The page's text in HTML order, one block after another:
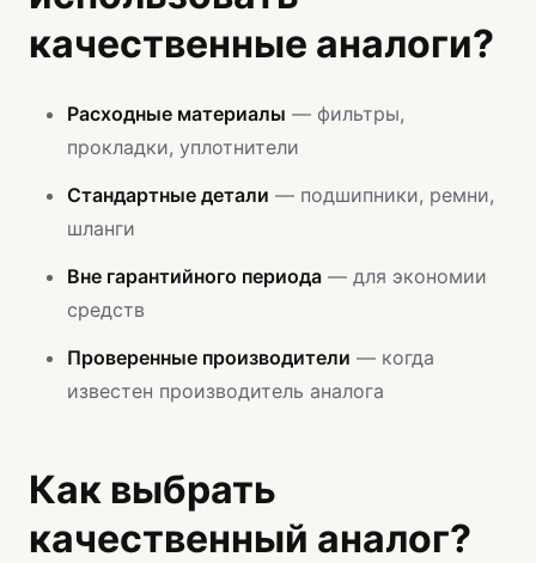
качественные аналоги?
Расходные материалы — фильтры,
прокладки, уплотнители
Стандартные детали — подшипники, ремни,
шланги
Вне гарантийного периода — для экономии
средств
Проверенные производители — когда
известен производитель аналога
Как выбрать
качественный аналог?